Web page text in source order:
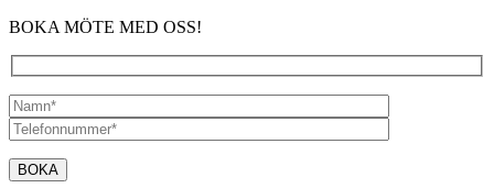
BOKA MÖTE MED OSS!